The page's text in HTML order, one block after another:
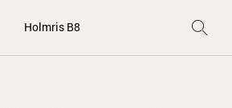
Holmris B8